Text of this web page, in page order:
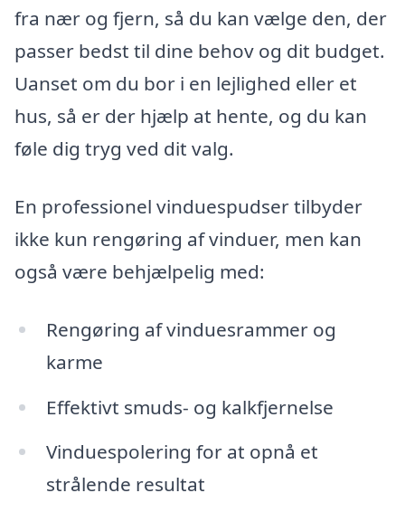
fra nær og fjern, så du kan vælge den, der
passer bedst til dine behov og dit budget.
Uanset om du bor i en lejlighed eller et
hus, så er der hjælp at hente, og du kan
føle dig tryg ved dit valg.
En professionel vinduespudser tilbyder
ikke kun rengøring af vinduer, men kan
også være behjælpelig med:
Rengøring af vinduesrammer og
karme
Effektivt smuds- og kalkfjernelse
Vinduespolering for at opnå et
strålende resultat